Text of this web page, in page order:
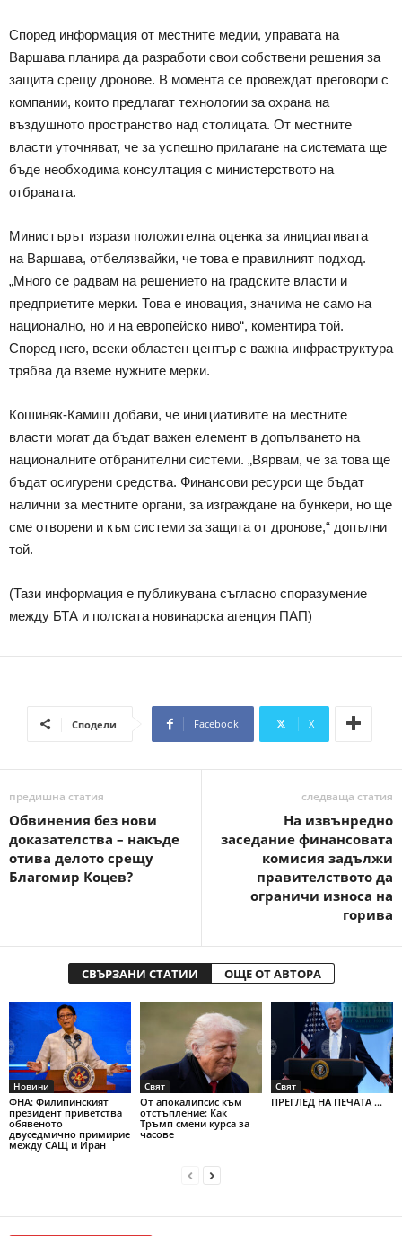
Според информация от местните медии, управата на
Варшава планира да разработи свои собствени решения за
защита срещу дронове. В момента се провеждат преговори с
компании, които предлагат технологии за охрана на
въздушното пространство над столицата. От местните
власти уточняват, че за успешно прилагане на системата ще
бъде необходима консултация с министерството на
отбраната.
Министърът изрази положителна оценка за инициативата
на Варшава, отбелязвайки, че това е правилният подход.
„Много се радвам на решението на градските власти и
предприетите мерки. Това е иновация, значима не само на
национално, но и на европейско ниво“, коментира той.
Според него, всеки областен център с важна инфраструктура
трябва да вземе нужните мерки.
Кошиняк-Камиш добави, че инициативите на местните
власти могат да бъдат важен елемент в допълването на
националните отбранителни системи. „Вярвам, че за това ще
бъдат осигурени средства. Финансови ресурси ще бъдат
налични за местните органи, за изграждане на бункери, но ще
сме отворени и към системи за защита от дронове,“ допълни
той.
(Тази информация е публикувана съгласно споразумение
между БТА и полската новинарска агенция ПАП)
Сподели Facebook X
предишна статия
Обвинения без нови
доказателства – накъде
отива делото срещу
Благомир Коцев?
следваща статия
На извънредно
заседание финансовата
комисия задължи
правителството да
ограничи износа на
горива
СВЪРЗАНИ СТАТИИ ОЩЕ ОТ АВТОРА
Новини
ФНА: Филипинският
президент приветства
обявеното
двуседмично примирие
между САЩ и Иран
Свят
От апокалипсис към
отстъпление: Как
Тръмп смени курса за
часове
Свят
ПРЕГЛЕД НА ПЕЧАТА ...